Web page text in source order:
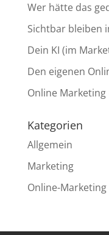
Wer hätte das
Sichtbar bleiben
Dein KI (im
Den eigenen
Online
Kategorien
Allgemein
Marketing
Online-Marketing